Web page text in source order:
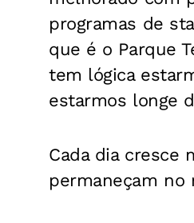
programas de
que é o Parque
tem lógica
estarmos longe
Cada dia cresce
permaneçam no